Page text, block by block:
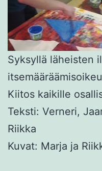
Syksyllä läheisten
Kiitos kaikille
Teksti: Verneri,
Riikka
Kuvat: Marja ja